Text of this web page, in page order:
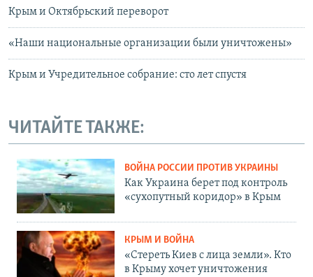
Крым и Октябрьский переворот
«Наши национальные организации были уничтожены»
Крым и Учредительное собрание: сто лет спустя
ЧИТАЙТЕ ТАКЖЕ:
ВОЙНА РОССИИ ПРОТИВ УКРАИНЫ
Как Украина берет под контроль
«сухопутный коридор» в Крым
КРЫМ И ВОЙНА
«Стереть Киев с лица земли». Кто
в Крыму хочет уничтожения